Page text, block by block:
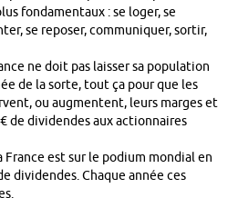
fondamentaux : se loger, se
se reposer, communiquer, sortir,
ne doit pas laisser sa population
de la sorte, tout ça pour que les
ou augmentent, leurs marges et
de dividendes aux actionnaires
France est sur le podium mondial en
dividendes. Chaque année ces